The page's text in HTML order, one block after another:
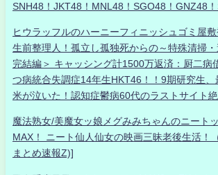
SNH48！JKT48！MNL48！SGO48！GNZ48
ヒウラッフルのハーニーフィニッシュゴミ屋敷
生前整理人！孤立し孤独死からの～特殊清掃
完結編＞ キャッシング計1500万返済：厨二病
つ病統合失調症14年生HKT46！！9期研究生
米が泣いた！認知症鬱病60代のラストサイト
魔法熟女/美魔女ッ娘メグみみちゃんのニート
MAX！ ニート仙人仙女の映画三昧老後生活！
まとめ速報Z)]